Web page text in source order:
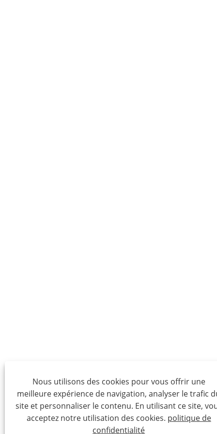
Nous utilisons des cookies pour vous offrir une
meilleure expérience de navigation, analyser le trafic
site et personnaliser le contenu. En utilisant ce site,
acceptez notre utilisation des cookies. politique de
confidentialité